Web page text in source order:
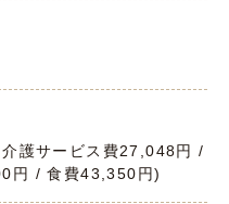
護サービス費27,048円 /
円 / 食費43,350円)